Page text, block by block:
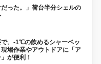
だった。」荷台半分シェルの
、-1℃の飲めるシャーベッ
現場作業やアウトドアに「ア
が便利！